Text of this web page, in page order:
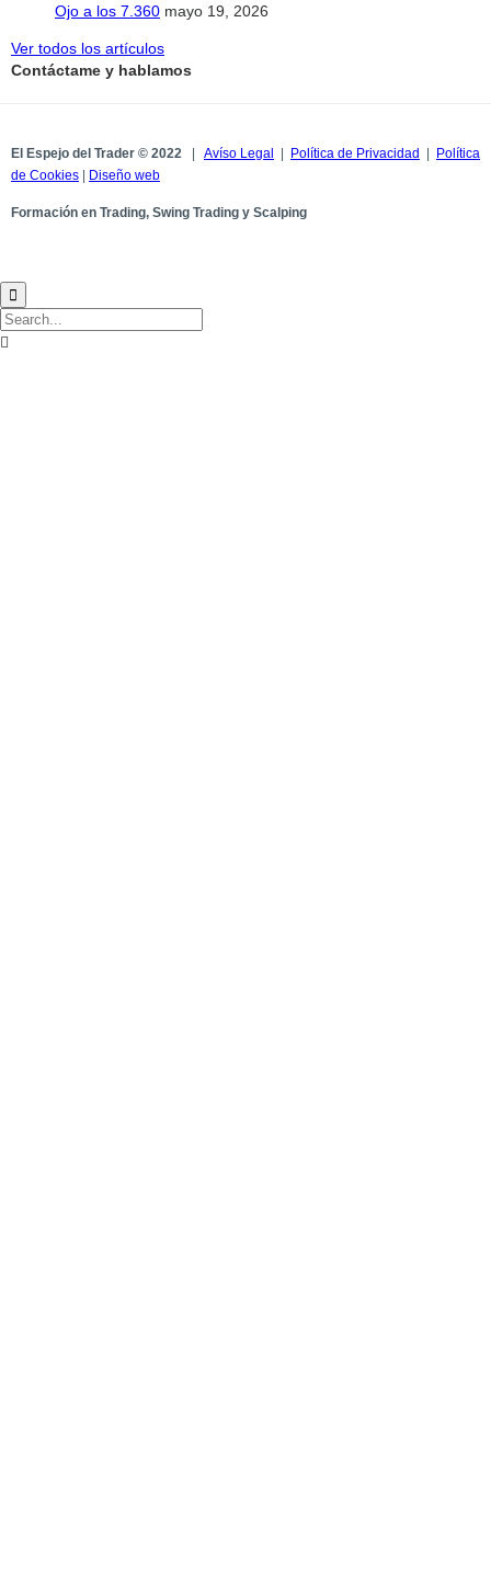
Ojo a los 7.360 mayo 19, 2026
Ver todos los artículos
Contáctame y hablamos
El Espejo del Trader © 2022 Avíso Legal Política de Privacidad
Política
de Cookies
Diseño web
Formación en Trading, Swing Trading y Scalping

